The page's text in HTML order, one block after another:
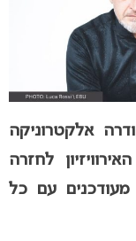
אלקטרוניקה
לחזרה
מעודכנים עם כל